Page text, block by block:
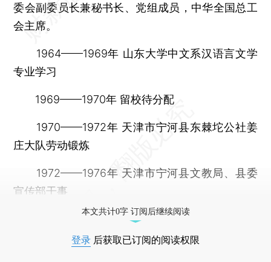
委会副委员长兼秘书长、党组成员，中华全国总工
会主席。
1964——1969年 山东大学中文系汉语言文学
专业学习
1969——1970年 留校待分配
1970——1972年 天津市宁河县东棘坨公社姜
庄大队劳动锻炼
1972——1976年 天津市宁河县文教局、县委
宣传部干事
本文共计0字 订阅后继续阅读
登录 后获取已订阅的阅读权限